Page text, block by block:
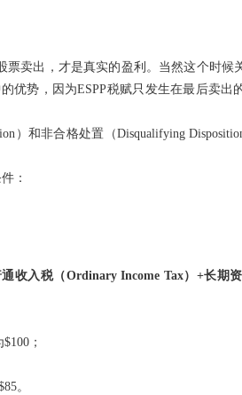
卖出，才是真实的盈利。当然这个时候
优势，因为ESPP税赋只发生在最后卖出
）和非合格处置（Disqualifying
：
收入税（Ordinary Income Tax）+长期
；
。